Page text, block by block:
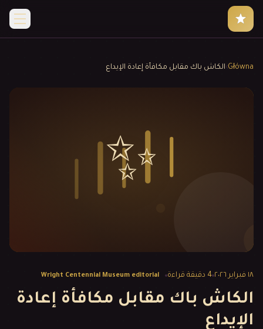
Główna
›الكاش باك مقابل مكافأة إعادة الإيداع
✨
١٨ فبراير ٢٠٢٦ 4 دقيقة قراءة Wright Centennial Museum editorial
الكاش باك مقابل مكافأة إعادة
الإيداع